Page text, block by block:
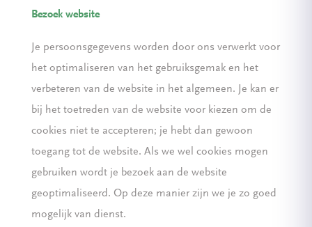
Bezoek website
Je persoonsgegevens worden door ons verwerkt voor
het optimaliseren van het gebruiksgemak en het
verbeteren van de website in het algemeen. Je kan er
bij het toetreden van de website voor kiezen om de
cookies niet te accepteren; je hebt dan gewoon
toegang tot de website. Als we wel cookies mogen
gebruiken wordt je bezoek aan de website
geoptimaliseerd. Op deze manier zijn we je zo goed
mogelijk van dienst.